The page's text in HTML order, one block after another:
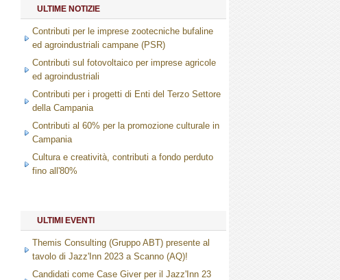
ULTIME NOTIZIE
Contributi per le imprese zootecniche bufaline
ed agroindustriali campane (PSR)
Contributi sul fotovoltaico per imprese agricole
ed agroindustriali
Contributi per i progetti di Enti del Terzo Settore
della Campania
Contributi al 60% per la promozione culturale in
Campania
Cultura e creatività, contributi a fondo perduto
fino all'80%
ULTIMI EVENTI
Themis Consulting (Gruppo ABT) presente al
tavolo di Jazz'Inn 2023 a Scanno (AQ)!
Candidati come Case Giver per il Jazz'Inn 23